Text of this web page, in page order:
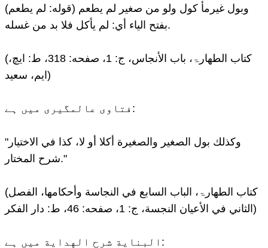
وبول غیرمأ کول ولو من صغیر لم یطعم (قوله: لم يطعم)
بفتح الياء أي: لم يأكل فلا بد من غسله.
(کتاب الطهارۃ، باب الأنجاس، ج: 1، صفحه: 318، ط: ایچ،
ایم، سعید)
فتاوی عالمگیری میں ہے:
"وكذلك بول الصغير والصغيرة أكلا أو لا، كذا في الاختيار
شرح المختار."
(کتاب الطهارۃ، الباب السابع في النجاسة وأحكامها، الفصل
الثاني في الأعيان النجسة، ج: 1، صفحه: 46، ط: دار الفکر)
البناية شرح الهداية میں ہے: